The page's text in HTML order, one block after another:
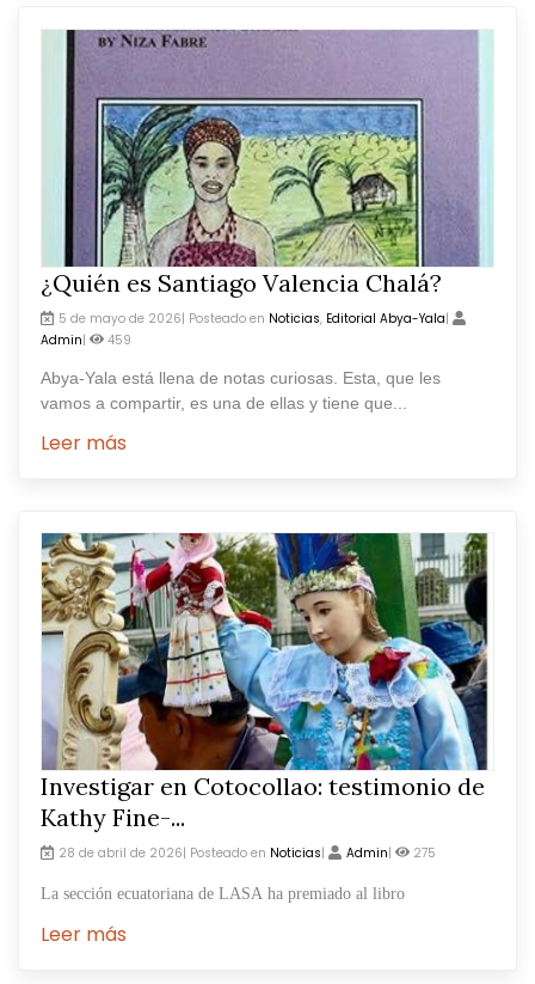
¿Quién es Santiago Valencia Chalá?
5 de mayo de 2026| Posteado en Noticias, Editorial Abya-Yala|
Admin| 459
Abya-Yala está llena de notas curiosas. Esta, que les
vamos a compartir, es una de ellas y tiene que...
Leer más
Investigar en Cotocollao: testimonio de
Kathy Fine-...
28 de abril de 2026| Posteado en Noticias| Admin| 275
La sección ecuatoriana de LASA ha premiado al libro
Leer más